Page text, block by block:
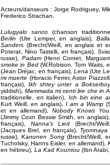
Acteurs/danseurs : Jorge Rodriguey,
Frederico Strachan.
Lulugyalo sanco (chanson
Berlin (Ute Lemper, en anglais),
Sanders (Brecht/Weill, en anglais et
Poterat, Nino Tastelli, en français),
russe), Padam(Henri Contet,
smoke in Bed(W.Robison, Tom Waits,
(Jean Dréjac, en français), Lena (Ute
mi muerte (Horacio Ferrer, Astor
français),Ikh shtey unter a
yiddish),Mammada mi centi lire che in
traditionelle, en italien), Ich bin eine
Kurt Weill, en anglais), I am a Wamp
et en allemand), Nobody Knows
(Jimmy Coxn Bessie Smith, en
français), Nanna's Lied (Brecht/
(Jacques Brel, en français), Tyomnaya
russe),Kanonen Song(Brecht/Weill,
Tucholsky, Hanns Eisler, en allemand),
en hébreu), La Kad Kountou (Ibn